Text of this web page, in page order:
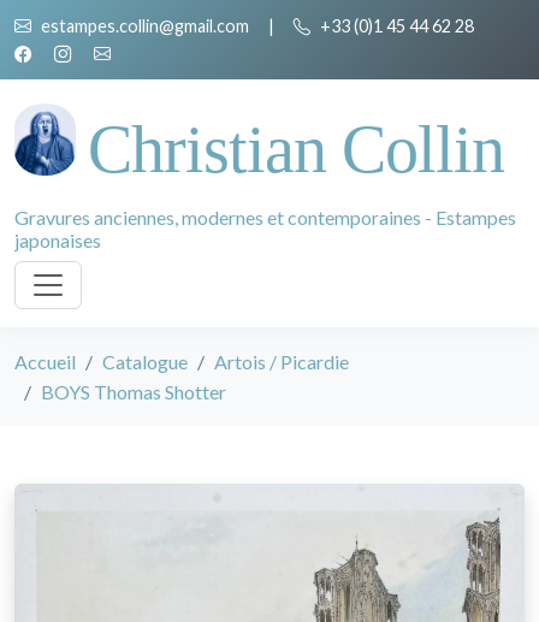
estampes.collin@gmail.com | +33 (0)1 45 44 62 28
Christian Collin
Gravures anciennes, modernes et contemporaines - Estampes
japonaises
Accueil Catalogue
Artois / Picardie
BOYS Thomas Shotter